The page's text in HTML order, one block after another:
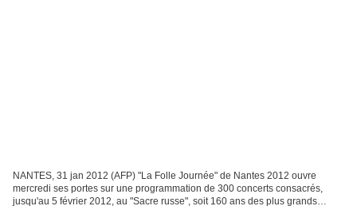
NANTES, 31 jan 2012 (AFP) "La Folle Journée" de Nantes 2012 ouvre
mercredi ses portes sur une programmation de 300 concerts consacrés,
jusqu'au 5 février 2012, au "Sacre russe", soit 160 ans des plus grands